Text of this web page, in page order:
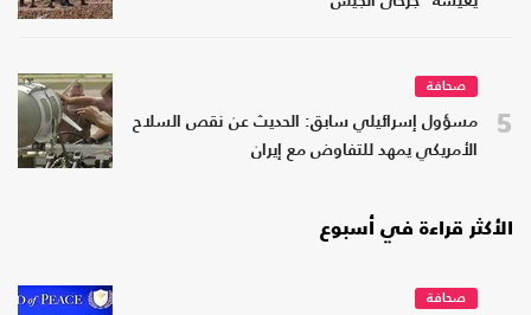
5
صحافة
مسؤول إسرائيلي سابق: الحديث عن نقص السلاح
الأمريكي يمهد للتفاوض مع إيران
الأكثر قراءة في أسبوع
صحافة